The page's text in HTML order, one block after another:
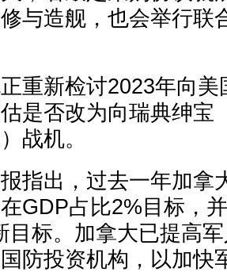
与造舰，也会举行联
新检讨2023年向美
是否改为向瑞典绅宝
战机。
出，过去一年加拿
GDP占比2%目标，
目标。加拿大已提高
防投资机构，以加快